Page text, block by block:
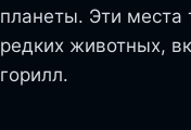
планеты. Эти
редких животных,
горилл.